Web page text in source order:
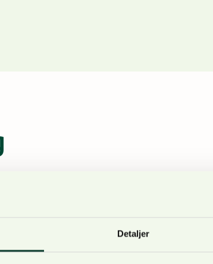
Detaljer
– rettskraftig